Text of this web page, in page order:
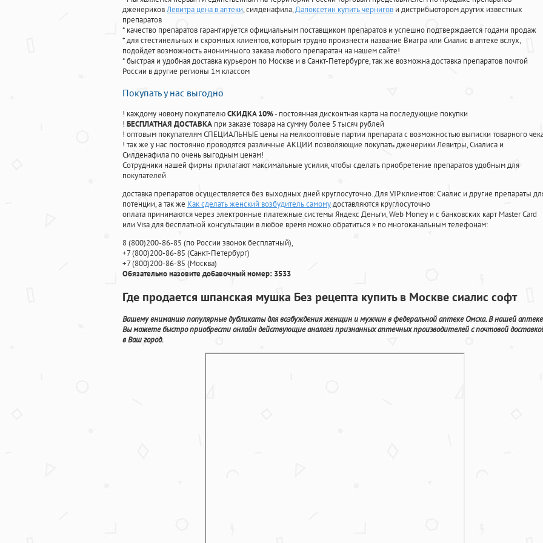
дженериковЛевитра цена в аптеки, силденафила,Дапоксетин купить чернигов и дистрибьютором других известных
препаратов
* качество препаратов гарантируется официальным поставщиком препаратов и успешно подтверждается годами продаж
* для стестинельных и скромных клиентов, которым трудно произнести название Виагра или Сиалис в аптеке вслух,
подойдет возможность анонимныого заказа любого препаратан на нашем сайте!
* быстрая и удобная доставка курьером по Москве и в Санкт-Петербурге, так же возможна доставка препаратов почтой
России в другие регионы 1м классом
Покупать у нас выгодно
! каждому новому покупателюСКИДКА 10%- постоянная дисконтная карта на последующие покупки
! БЕСПЛАТНАЯ ДОСТАВКА при заказе товара на сумму более 5 тысяч рублей
! оптовым покупателям СПЕЦИАЛЬНЫЕ цены на мелкооптовые партии препарата с возможностью выписки товарного
! так же у нас постоянно проводятся различные АКЦИИ позволяющие покупать дженерики Левитры, Сиалиса и
Силденафила по очень выгодным ценам!
Cотрудники нашей фирмы прилагают максимальные усилия, чтобы сделать приобретение препаратов удобным для
покупателей
доставка препаратов осуществляется без выходных дней круглосуточно. Для VIP клиентов: Сиалис и другие препараты
потенции, а так же Как сделать женский возбудитель самомудоставляются круглосуточно
оплата принимаются через электронные платежные системы Яндекс Деньги, Web Money и с банковских карт Master Card
или Visa для бесплатной консультации в любое время можно обратиться» по многоканальным телефонам:
8(800)200-86-85 (по России звонок бесплатный),
+7(800)200-86-85 (Санкт-Петербург)
+7(800)200-86-85 (Москва)
Обязательно назовите добавочный номер: 3533
Где продается шпанская мушка Без рецепта купить в Москве сиалис софт
Вашему вниманию популярные дубликаты для возбуждения женщин и мужчин в федеральной аптеке Омска. В нашей аптеке
Вы можете быстро приобрести онлайн действующие аналоги признанных аптечных производителей с почтовой
в Ваш город.